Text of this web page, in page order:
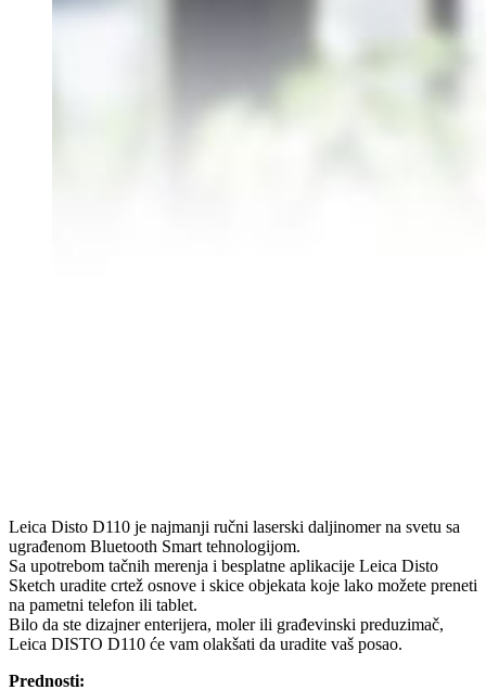
Leica Disto D110 je najmanji ručni laserski daljinomer na svetu sa
ugrađenom Bluetooth Smart tehnologijom.
Sa upotrebom tačnih merenja i besplatne aplikacije Leica Disto
Sketch uradite crtež osnove i skice objekata koje lako možete preneti
na pametni telefon ili tablet.
Bilo da ste dizajner enterijera, moler ili građevinski preduzimač,
Leica DISTO D110 će vam olakšati da uradite vaš posao.
Prednosti: